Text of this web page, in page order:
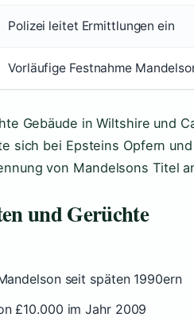
Polizei leitet Ermittlungen ein
Vorläufige Festnahme
Gebäude in Wiltshire und
sich bei Epsteins Opfern
von Mandelsons Titel
und Gerüchte
seit späten 1990ern
£10.000 im Jahr 2009